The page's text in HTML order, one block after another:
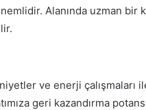
Alanında uzman
ve enerji çalışmaları
geri kazandırma